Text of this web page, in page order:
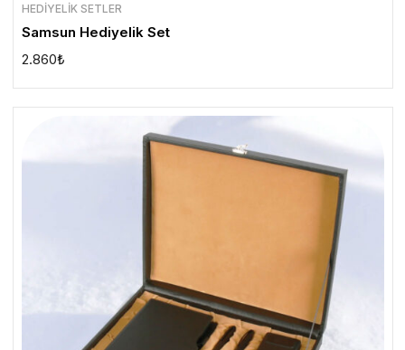
HEDIYELIK SETLER
Samsun Hediyelik Set
2.860₺